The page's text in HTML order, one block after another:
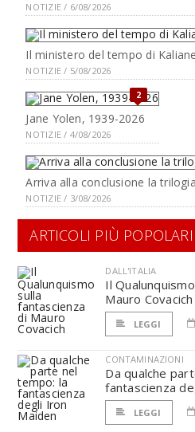
NOTIZIE / 6/08/2026
Il ministero del tempo di
NOTIZIE / 5/08/2026
2
Jane Yolen, 1939-2026
NOTIZIE / 4/08/2026
Arriva alla conclusione la
NOTIZIE / 3/08/2026
ARTICOLI PIÙ POPOLARI
DALL'ITALIA
Il
Mauro Covacich
LEGGI
CONTAMINAZIONI
Da qualche
fantascienza
LEGGI